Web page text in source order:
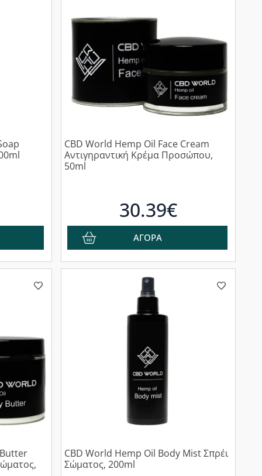
CBD World Hemp Oil Face Cream
Αντιγηραντική Κρέμα Προσώπου,
50ml
30.39€
ΑΓΟΡΑ
CBD World Hemp Oil Body Mist Σπρέι
Σώματος, 200ml